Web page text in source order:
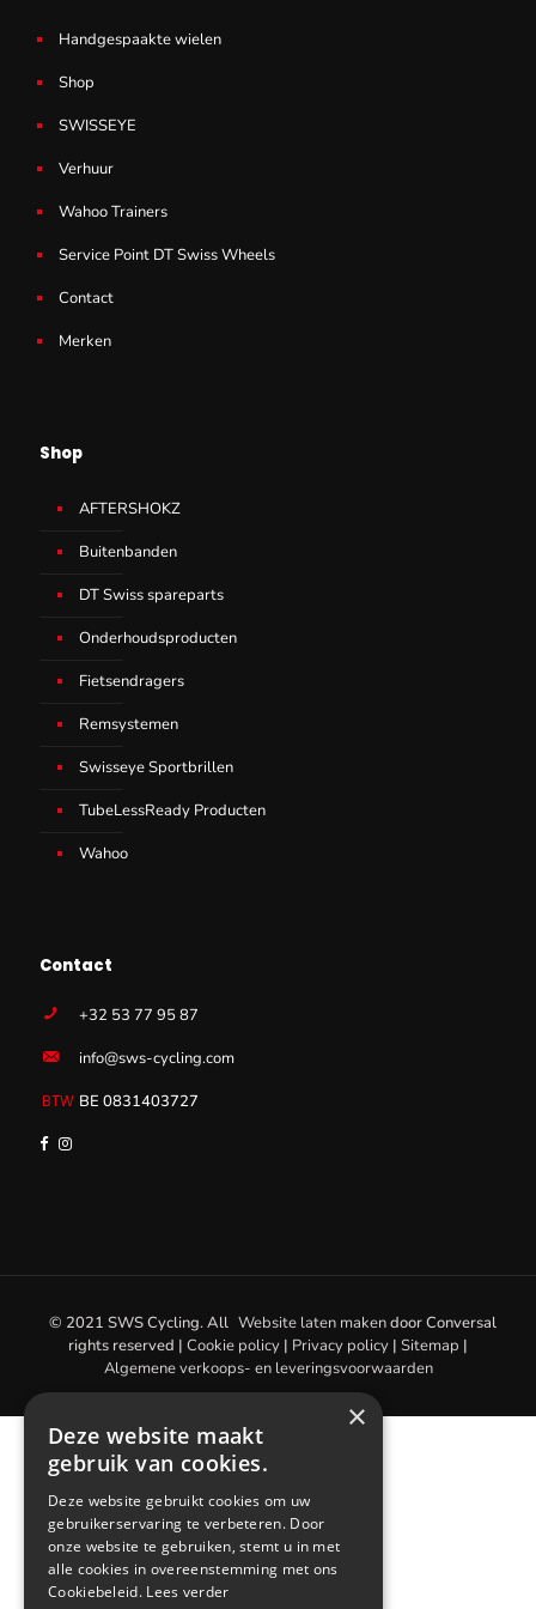
Handgespaakte wielen
Shop
SWISSEYE
Verhuur
Wahoo Trainers
Service Point DT Swiss Wheels
Contact
Merken
Shop
AFTERSHOKZ
Buitenbanden
DT Swiss spareparts
Onderhoudsproducten
Fietsendragers
Remsystemen
Swisseye Sportbrillen
TubeLessReady Producten
Wahoo
Contact
+32 53 77 95 87
info@sws-cycling.com
BE 0831403727
Website laten makendoorConversal
© 2021 SWS Cycling. All
rights reserved | Cookie policy | Privacy policy | Sitemap |
Algemene verkoops- en leveringsvoorwaarden
×
Deze website maakt
gebruik van cookies.
Deze website gebruikt cookies om uw
gebruikerservaring te verbeteren. Door
onze website te gebruiken, stemt u in met
alle cookies in overeenstemming met ons
Cookiebeleid. Lees verder